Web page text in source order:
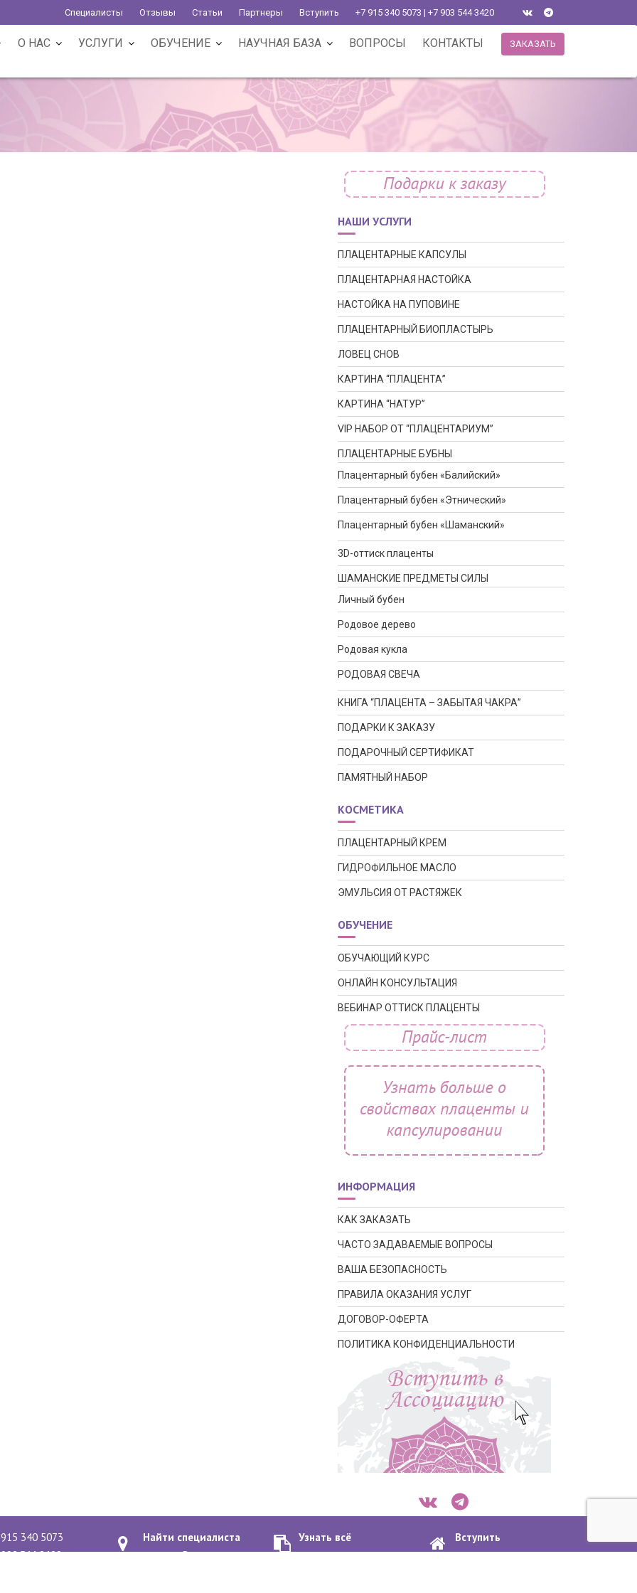
Специалисты Отзывы Статьи Партнеры Вступить +7 915 340 5073 | +7 903 544 3420
ЗАКАЗАТЬ
О НАС УСЛУГИ ОБУЧЕНИЕ НАУЧНАЯ БАЗА ВОПРОСЫ КОНТАКТЫ
НАШИ УСЛУГИ
ПЛАЦЕНТАРНЫЕ КАПСУЛЫ
ПЛАЦЕНТАРНАЯ НАСТОЙКА
НАСТОЙКА НА ПУПОВИНЕ
ПЛАЦЕНТАРНЫЙ БИОПЛАСТЫРЬ
ЛОВЕЦ СНОВ
КАРТИНА “ПЛАЦЕНТА”
КАРТИНА “НАТУР”
VIP НАБОР ОТ “ПЛАЦЕНТАРИУМ”
ПЛАЦЕНТАРНЫЕ БУБНЫ
Плацентарный бубен «Балийский»
Плацентарный бубен «Этнический»
Плацентарный бубен «Шаманский»
3D-оттиск плаценты
ШАМАНСКИЕ ПРЕДМЕТЫ СИЛЫ
Личный бубен
Родовое дерево
Родовая кукла
РОДОВАЯ СВЕЧА
КНИГА “ПЛАЦЕНТА – ЗАБЫТАЯ ЧАКРА”
ПОДАРКИ К ЗАКАЗУ
ПОДАРОЧНЫЙ СЕРТИФИКАТ
ПАМЯТНЫЙ НАБОР
КОСМЕТИКА
ПЛАЦЕНТАРНЫЙ КРЕМ
ГИДРОФИЛЬНОЕ МАСЛО
ЭМУЛЬСИЯ ОТ РАСТЯЖЕК
ОБУЧЕНИЕ
ОБУЧАЮЩИЙ КУРС
ОНЛАЙН КОНСУЛЬТАЦИЯ
ВЕБИНАР ОТТИСК ПЛАЦЕНТЫ
ИНФОРМАЦИЯ
КАК ЗАКАЗАТЬ
ЧАСТО ЗАДАВАЕМЫЕ ВОПРОСЫ
ВАША БЕЗОПАСНОСТЬ
ПРАВИЛА ОКАЗАНИЯ УСЛУГ
ДОГОВОР-ОФЕРТА
ПОЛИТИКА КОНФИДЕНЦИАЛЬНОСТИ
340 5073
544 3420
Найти специалиста
рядом с Вами
Узнать всё
о капсулировании
Вступить
в ассоциацию